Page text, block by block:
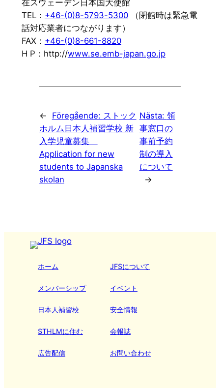
在スウェーデン日本国大使館
TEL： +46-(0)8-5793-5300（閉館時は緊急電
話対応業者につながります）
FAX： +46-(0)8-661-8820
H P：http://www.se.emb-japan.go.jp
← Föregående: ストック
ホルム日本人補習学校 新
入学児童募集
Application for new
students to Japanska
skolan
Nästa: 領
事窓口の
事前予約
制の導入
について
→
ホーム
メンバーシップ
日本人補習校
STHLMに住む
広告配信
JFSについて
イベント
安全情報
会報誌
お問い合わせ